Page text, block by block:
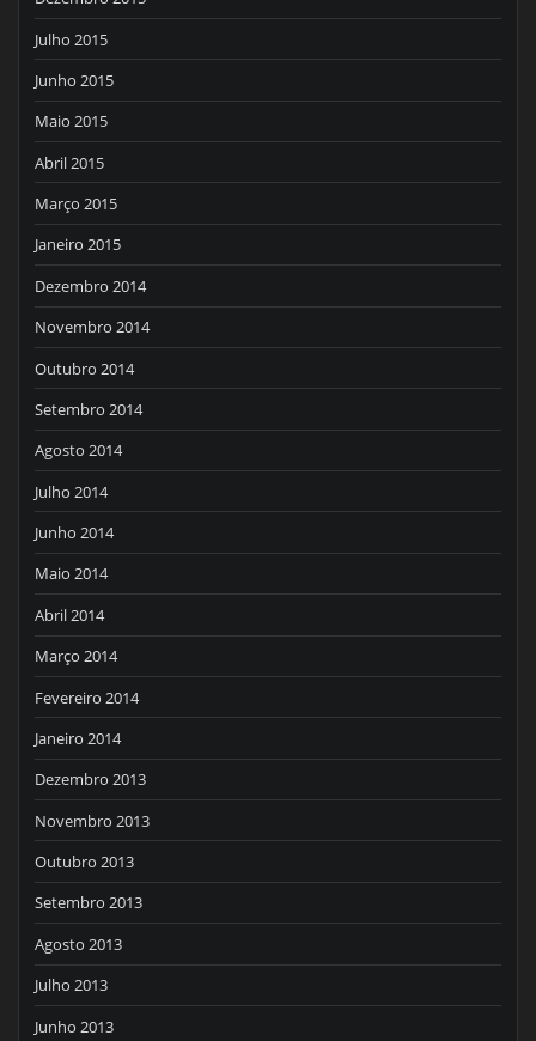
Julho 2015
Junho 2015
Maio 2015
Abril 2015
Março 2015
Janeiro 2015
Dezembro 2014
Novembro 2014
Outubro 2014
Setembro 2014
Agosto 2014
Julho 2014
Junho 2014
Maio 2014
Abril 2014
Março 2014
Fevereiro 2014
Janeiro 2014
Dezembro 2013
Novembro 2013
Outubro 2013
Setembro 2013
Agosto 2013
Julho 2013
Junho 2013